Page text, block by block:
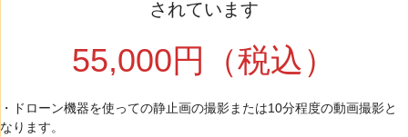
されています
55,000円（税込）
・ドローン機器を使っての静止画の撮影または10分程度の動画撮影と
なります。